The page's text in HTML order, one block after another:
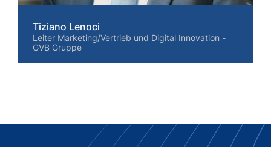
Tiziano Lenoci
Leiter Marketing/Vertrieb und Digital Innovation -
GVB Gruppe